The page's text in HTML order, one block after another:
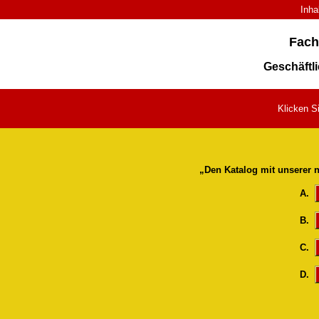
Klicken
„Den Katalog mit unserer